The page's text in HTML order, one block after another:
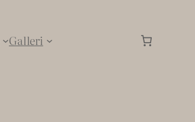
Galleri